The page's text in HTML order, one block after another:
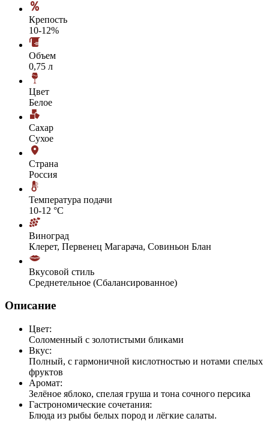
Крепость
10-12%
Объем
0,75 л
Цвет
Белое
Сахар
Сухое
Страна
Россия
Температура подачи
10-12 °С
Виноград
Клерет, Первенец Магарача, Совиньон Блан
Вкусовой стиль
Среднетельное (Сбалансированное)
Описание
Цвет:
Соломенный с золотистыми бликами
Вкус:
Полный, с гармоничной кислотностью и нотами спелых
фруктов
Аромат:
Зелёное яблоко, спелая груша и тона сочного персика
Гастрономические сочетания:
Блюда из рыбы белых пород и лёгкие салаты.